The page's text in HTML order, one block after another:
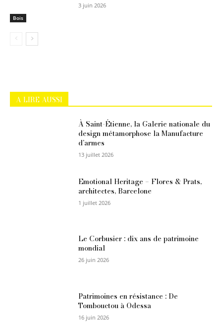
Bois
3 juin 2026
A LIRE AUSSI
À Saint-Étienne, la Galerie nationale du
design métamorphose la Manufacture
d’armes
13 juillet 2026
Emotional Heritage – Flores & Prats,
architectes, Barcelone
1 juillet 2026
Le Corbusier : dix ans de patrimoine
mondial
26 juin 2026
Patrimoines en résistance : De
Tombouctou à Odessa
16 juin 2026